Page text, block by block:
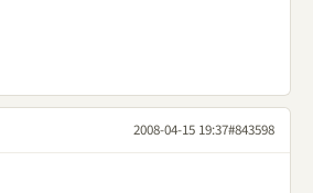
2008-04-15 19:37#843598